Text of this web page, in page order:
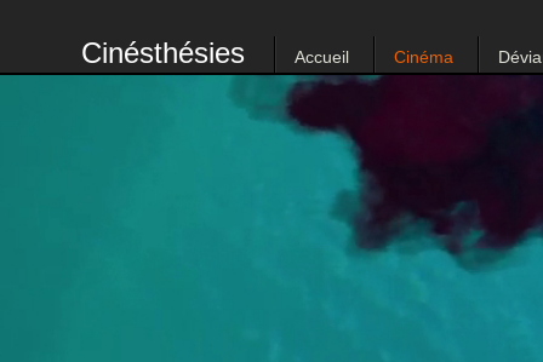
Cinésthésies Accueil Cinéma